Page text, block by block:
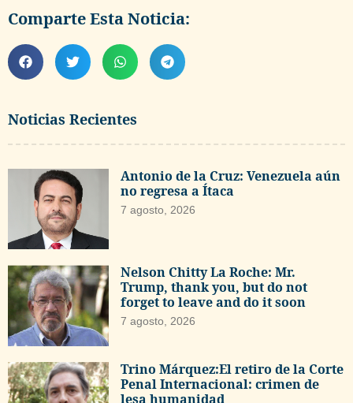
Noticias Recientes
Antonio de la Cruz: Venezuela aún
no regresa a Ítaca
7 agosto, 2026
Nelson Chitty La Roche: Mr.
Trump, thank you, but do not
forget to leave and do it soon
7 agosto, 2026
Trino Márquez:El retiro de la Corte
Penal Internacional: crimen de
lesa humanidad
Comparte Esta Noticia: